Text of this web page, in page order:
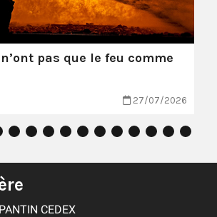
pas que le feu comme
27/07/2026
CEDEX